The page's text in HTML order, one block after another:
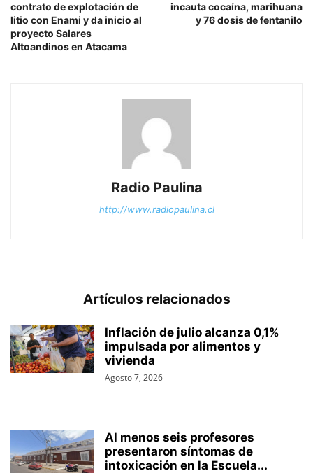
contrato de explotación de
litio con Enami y da inicio al
proyecto Salares
Altoandinos en Atacama
incauta cocaína, marihuana
y 76 dosis de fentanilo
Radio Paulina
http://www.radiopaulina.cl
Artículos relacionados
Inflación de julio alcanza 0,1%
impulsada por alimentos y
vivienda
Agosto 7, 2026
Al menos seis profesores
presentaron síntomas de
intoxicación en la Escuela...